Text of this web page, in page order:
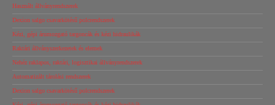
Használt állványrendszerek
Dexion salgo csavarkötésű polcrendszerek
Kézi, gépi árumozgató targoncák és kézi hidraulikák
Raktári állványszerkezetek és elemek
Nehéz raklapos, raktári, logisztikai állványrendszerek
Automatizált tárolási rendszerek
Dexion salgo csavarkötésű polcrendszerek